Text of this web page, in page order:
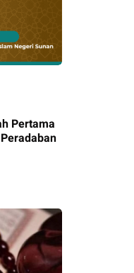
Pertama